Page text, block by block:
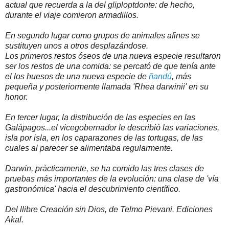
actual que recuerda a la del gliploptdonte: de hecho,
durante el viaje comieron armadillos.
En segundo lugar como grupos de animales afines se
sustituyen unos a otros desplazándose.
Los primeros restos óseos de una nueva especie resultaron
ser los restos de una comida: se percató de que tenía ante
el los huesos de una nueva especie de ñandú, más
pequeña y posteriormente llamada 'Rhea darwinii' en su
honor.
En tercer lugar, la distribución de las especies en las
Galápagos...el vicegobernador le describió las variaciones,
isla por isla, en los caparazones de las tortugas, de las
cuales al parecer se alimentaba regularmente.
Darwin, pràcticamente, se ha comido las tres clases de
pruebas más importantes de la evolución: una clase de 'vía
gastronómica' hacia el descubrimiento científico.
Del llibre Creación sin Dios, de Telmo Pievani. Ediciones
Akal.